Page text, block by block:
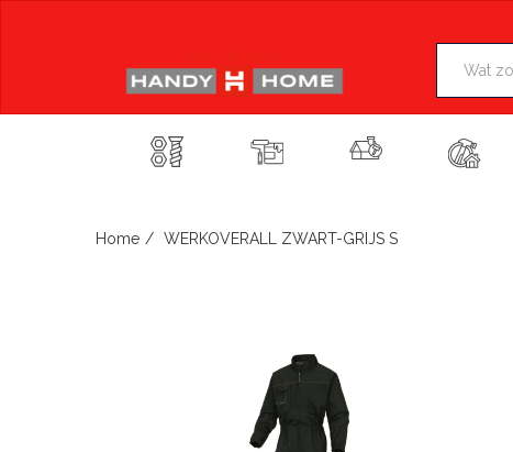
Home WERKOVERALL ZWART-GRIJS S